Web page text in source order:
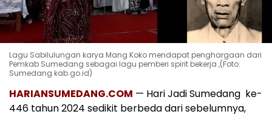
Lagu Sabilulungan karya Mang Koko mendapat penghargaan dari
Pemkab Sumedang sebagai lagu pemberi spirit bekerja ,(Foto:
Sumedang kab.go.id)
HARIANSUMEDANG.COM — Hari Jadi Sumedang ke-
446 tahun 2024 sedikit berbeda dari sebelumnya,